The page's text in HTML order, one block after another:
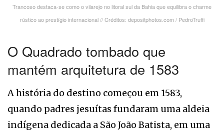
Trancoso destaca-se como o vilarejo no litoral sul da Bahia que equilibra o charme
rústico ao prestígio internacional // Créditos: depositphotos.com / PedroTruffi
O Quadrado tombado que
mantém arquitetura de 1583
A história do destino começou em 1583,
quando padres jesuítas fundaram uma aldeia
indígena dedicada a São João Batista, em uma